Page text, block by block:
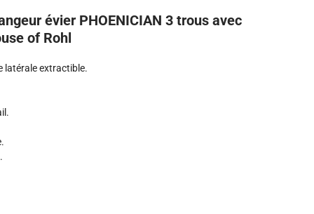
évier PHOENICIAN 3 trous avec
of Rohl
latérale extractible.